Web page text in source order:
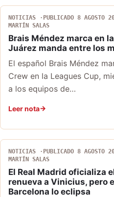
NOTICIAS PUBLICADO 8 AGOSTO
MARTÍN SALAS
Brais Méndez marca en
Juárez manda entre los
El español Brais Méndez
Crew en la Leagues Cup,
a los equipos de…
Leer nota
NOTICIAS PUBLICADO 8 AGOSTO
MARTÍN SALAS
El Real Madrid oficializa
renueva a Vinicius, pero
Barcelona lo eclipsa